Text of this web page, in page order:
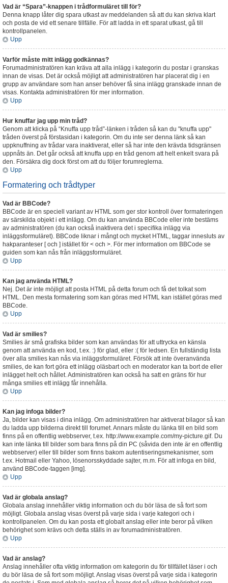
Vad är “Spara”-knappen i trådformuläret till för?
Denna knapp låter dig spara utkast av meddelanden så att du kan skriva klart
och posta de vid ett senare tillfälle. För att ladda in ett sparat utkast, gå till
kontrollpanelen.
Upp
Varför måste mitt inlägg godkännas?
Forumadministratören kan kräva att alla inlägg i kategorin du postar i granskas
innan de visas. Det är också möjligt att administratören har placerat dig i en
grupp av användare som han anser behöver få sina inlägg granskade innan de
visas. Kontakta administratören för mer information.
Upp
Hur knuffar jag upp min tråd?
Genom att klicka på “Knuffa upp tråd”-länken i tråden så kan du "knuffa upp"
tråden överst på förstasidan i kategorin. Om du inte ser denna länk så kan
uppknuffning av trådar vara inaktiverat, eller så har inte den krävda tidsgränsen
uppnåts än. Det går också att knuffa upp en tråd genom att helt enkelt svara på
den. Försäkra dig dock först om att du följer forumreglerna.
Upp
Formatering och trådtyper
Vad är BBCode?
BBCode är en speciell variant av HTML som ger stor kontroll över formateringen
av särskilda objekt i ett inlägg. Om du kan använda BBCode eller inte bestäms
av administratören (du kan också inaktivera det i specifika inlägg via
inläggsformuläret). BBCode liknar i mångt och mycket HTML, taggar innesluts av
hakparanteser [ och ] istället för < och >. För mer information om BBCode se
guiden som kan nås från inläggsformuläret.
Upp
Kan jag använda HTML?
Nej. Det är inte möjligt att posta HTML på detta forum och få det tolkat som
HTML. Den mesta formatering som kan göras med HTML kan istället göras med
BBCode.
Upp
Vad är smilies?
Smilies är små grafiska bilder som kan användas för att uttrycka en känsla
genom att använda en kod, t.ex. :) för glad, eller :( för ledsen. En fullständig lista
över alla smilies kan nås via inläggsformuläret. Försök att inte överanvända
smilies, de kan fort göra ett inlägg oläsbart och en moderator kan ta bort de eller
inlägget helt och hållet. Administratören kan också ha satt en gräns för hur
många smilies ett inlägg får innehålla.
Upp
Kan jag infoga bilder?
Ja, bilder kan visas i dina inlägg. Om administratören har aktiverat bilagor så kan
du ladda upp bilderna direkt till forumet. Annars måste du länka till en bild som
finns på en offentlig webbserver, t.ex. http://www.example.com/my-picture.gif. Du
kan inte länka till bilder som bara finns på din PC (såvida den inte är en offentlig
webbserver) eller till bilder som finns bakom autentiseringsmekanismer, som
t.ex. Hotmail eller Yahoo, lösenorsskyddade sajter, m.m. För att infoga en bild,
använd BBCode-taggen [img].
Upp
Vad är globala anslag?
Globala anslag innehåller viktig information och du bör läsa de så fort som
möjligt. Globala anslag visas överst på varje sida i varje kategori och i
kontrollpanelen. Om du kan posta ett globalt anslag eller inte beror på vilken
behörighet som krävs och detta ställs in av forumadministratören.
Upp
Vad är anslag?
Anslag innehåller ofta viktig information om kategorin du för tillfället läser i och
du bör läsa de så fort som möjligt. Anslag visas överst på varje sida i kategorin